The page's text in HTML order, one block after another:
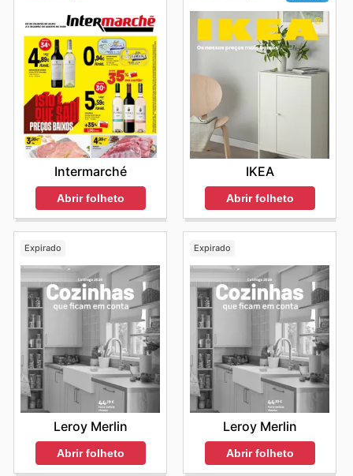
Intermarché
Abrir folheto
IKEA
Abrir folheto
Expirado
Leroy Merlin
Abrir folheto
Expirado
Leroy Merlin
Abrir folheto